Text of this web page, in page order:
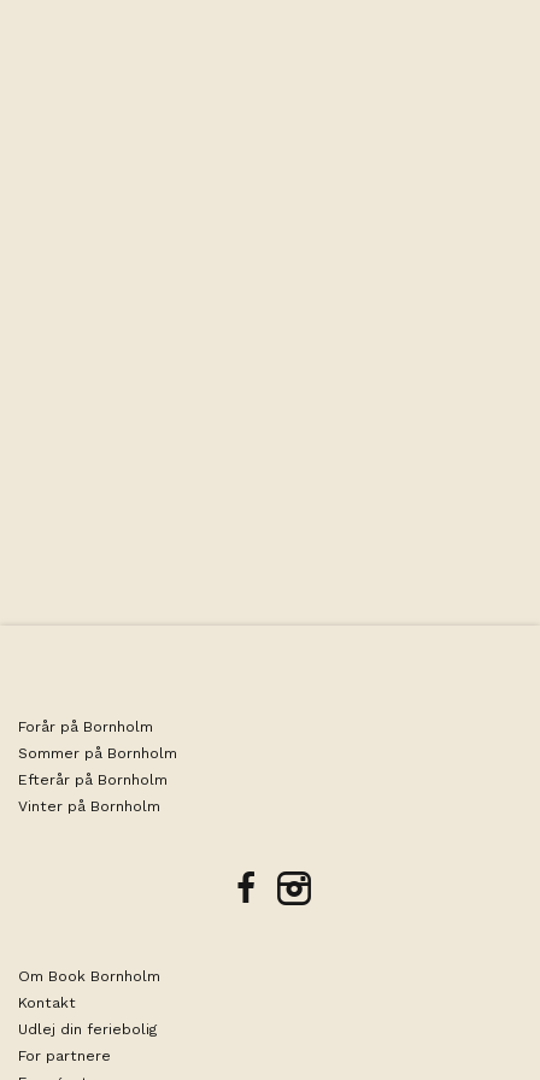
Forår på Bornholm
Sommer på Bornholm
Efterår på Bornholm
Vinter på Bornholm
facebookinstagram
Om Book Bornholm
Kontakt
Udlej din feriebolig
For partnere